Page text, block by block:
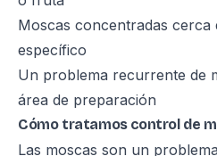
Moscas concentradas cerca
específico
Un problema recurrente de
área de preparación
Cómo tratamos control de
Las moscas son un